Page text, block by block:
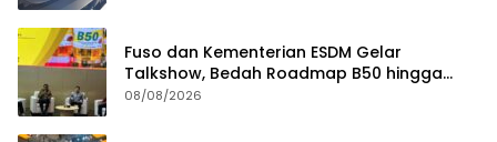
Fuso dan Kementerian ESDM Gelar
Talkshow, Bedah Roadmap B50 hingga
Dampaknya
08/08/2026